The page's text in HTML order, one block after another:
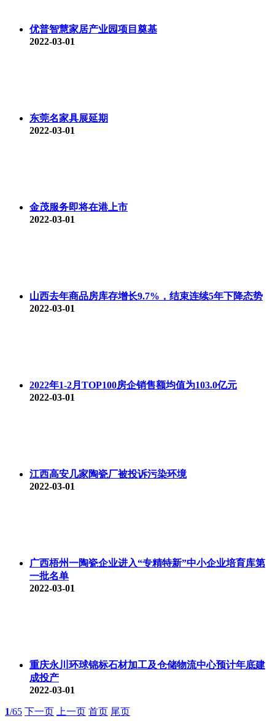
优普智慧家居产业园项目奠基
2022-03-01
东莞名家具展延期
2022-03-01
金茂服务即将在港上市
2022-03-01
山西去年商品房库存增长9.7%，结束连续5年下降态势
2022-03-01
2022年1-2月TOP100房企销售额均值为103.0亿元
2022-03-01
江西高安几家陶瓷厂被投诉污染环境
2022-03-01
广西梧州一陶瓷企业进入“专精特新”中小企业培育库第
一批名单
2022-03-01
重庆永川环球锦标石材加工及仓储物流中心预计年底建
成投产
2022-03-01
1/65 下一页 上一页 首页 尾页